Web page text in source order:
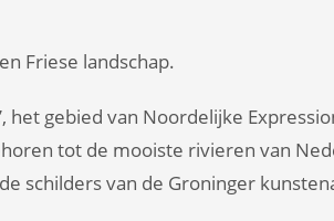
Friese landschap.
het gebied van Noordelijke
tot de mooiste rivieren van
schilders van de Groninger